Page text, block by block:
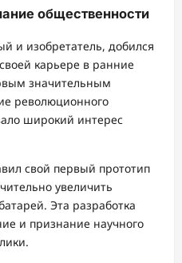
общественности
и изобретатель, добился
карьере в ранние
значительным
революционного
широкий интерес
свой первый прототип
увеличить
Эта разработка
и признание научного